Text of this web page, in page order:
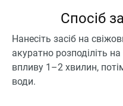
Спосіб
Нанесіть засіб на
акуратно розподіліть
впливу 1–2 хвилин,
води.